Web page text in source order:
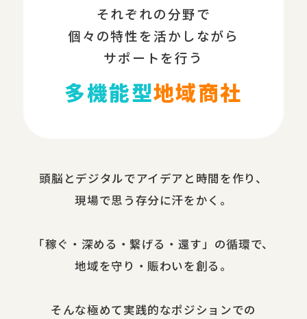
それぞれの分野で
個々の特性を活かしながら
サポートを行う
多機能型地域商社
頭脳と​デジタルで​アイデアと​時間を​作り、​
現場で​思う​存分に​汗を​かく。
​「稼ぐ・​深める​・繋げる・還す」の​循環で、​
地域を​守り・​賑わいを​創る。
​そんな​極めて​実践的な​ポジションでの​